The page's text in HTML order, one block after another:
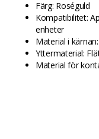
Färg: Roséguld
Kompatibilitet:
enheter
Material i
Yttermaterial:
Material för